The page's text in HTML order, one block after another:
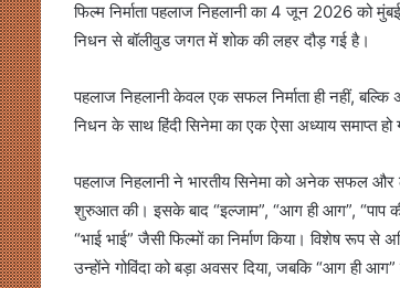
फिल्म निर्माता पहलाज निहलानी का 4 जून 2026 को
निधन से बॉलीवुड जगत में शोक की लहर दौड़ गई है।
पहलाज निहलानी केवल एक सफल निर्माता ही नहीं,
निधन के साथ हिंदी सिनेमा का एक ऐसा अध्याय समाप्त
पहलाज निहलानी ने भारतीय सिनेमा को अनेक सफल और
शुरुआत की। इसके बाद “इल्जाम”, “आग ही आग”, “पाप
“भाई भाई” जैसी फिल्मों का निर्माण किया। विशेष रूप से
उन्होंने गोविंदा को बड़ा अवसर दिया, जबकि “आग ही